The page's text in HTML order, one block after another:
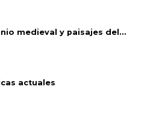
medieval y paisajes del...
actuales